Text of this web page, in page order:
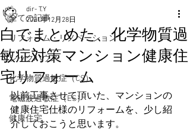
全ての記事
リフォーム・リノベーション
シックハウス
化学物質過敏症（CS）
電磁波過敏症（ES）
健康住宅
白でまとめた、化学物質過
敏症対策マンション健康住
宅リフォーム
dir- T.Y
2021年12月28日
以前工事させて頂いた、マンションの
健康住宅仕様のリフォームを、少し紹
介しておこうと思います。